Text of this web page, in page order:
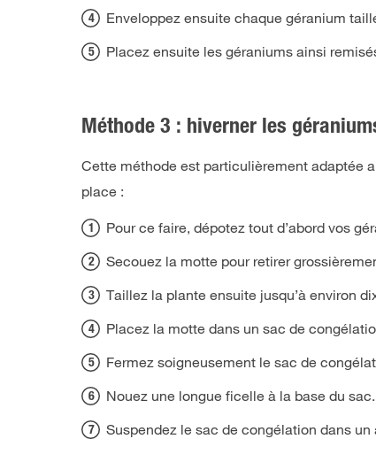
Enveloppez ensuite chaque géranium
Placez ensuite les géraniums ainsi
Méthode 3 : hiverner les
Cette méthode est particulièrement adaptée
place :
Pour ce faire, dépotez tout d’abord vos
Secouez la motte pour retirer
Taillez la plante ensuite jusqu’à environ
Placez la motte dans un sac de
Fermez soigneusement le sac de
Nouez une longue ficelle à la base du sac.
Suspendez le sac de congélation dans